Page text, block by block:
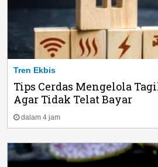
Tren Ekbis
Tips Cerdas Mengelola
Agar Tidak Telat Bayar
dalam 4 jam